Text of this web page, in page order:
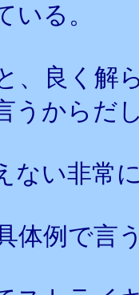
いる。
、良く解
うからだ
ない非常
体例で言